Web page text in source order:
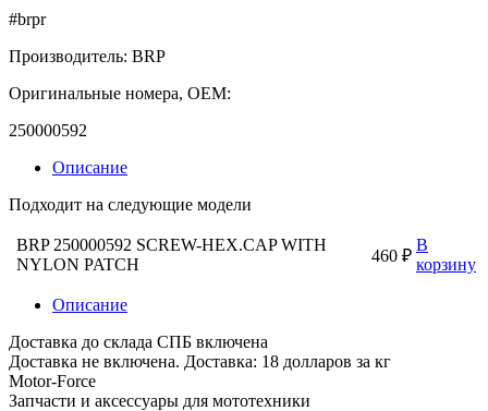
#brpr
Производитель: BRP
Оригинальные номера, OEM:
250000592
Описание
Подходит на следующие модели
BRP 250000592 SCREW-HEX.CAP WITH
NYLON PATCH
460 ₽
В
корзину
Описание
Доставка до склада СПБ включена
Доставка не включена. Доставка: 18 долларов за кг
Motor-Force
Запчасти и аксессуары для мототехники